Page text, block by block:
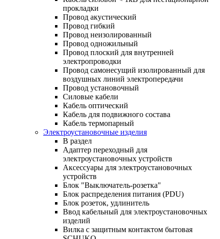
прокладки
Провод акустический
Провод гибкий
Провод неизолированный
Провод одножильный
Провод плоский для внутренней
электропроводки
Провод самонесущий изолированный для
воздушных линий электропередачи
Провод установочный
Силовые кабели
Кабель оптический
Кабель для подвижного состава
Кабель термопарный
Электроустановочные изделия
В раздел
Адаптер переходный для
электроустановочных устройств
Аксессуары для электроустановочных
устройств
Блок "Выключатель-розетка"
Блок распределения питания (PDU)
Блок розеток, удлинитель
Ввод кабельный для электроустановочных
изделий
Вилка с защитным контактом бытовая